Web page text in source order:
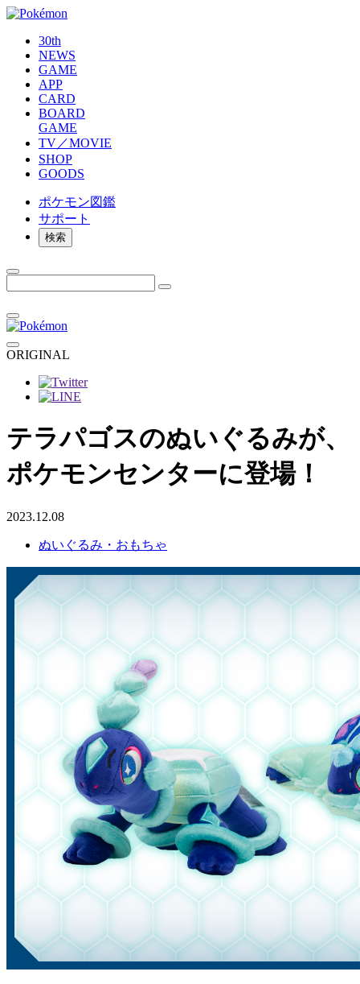
30th
NEWS
GAME
APP
CARD
BOARD
GAME
TV／MOVIE
SHOP
GOODS
ポケモン図鑑
サポート
検索
ORIGINAL
テラパゴスのぬいぐるみが、
ポケモンセンターに登場！
2023.12.08
ぬいぐるみ・おもちゃ